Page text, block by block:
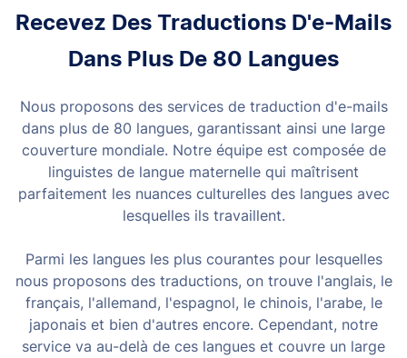
Recevez Des Traductions D'e-Mails
Dans Plus De 80 Langues
Nous proposons des services de traduction d'e-mails
dans plus de 80 langues, garantissant ainsi une large
couverture mondiale. Notre équipe est composée de
linguistes de langue maternelle qui maîtrisent
parfaitement les nuances culturelles des langues avec
lesquelles ils travaillent.
Parmi les langues les plus courantes pour lesquelles
nous proposons des traductions, on trouve l'anglais, le
français, l'allemand, l'espagnol, le chinois, l'arabe, le
japonais et bien d'autres encore. Cependant, notre
service va au-delà de ces langues et couvre un large